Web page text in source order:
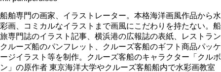
船舶専門の画家、イラストレーター。本格海洋画風作品から水
彩画、コミカルなイラストまで画風にこだわりを持たない。船
旅専門誌のイラスト記事、横浜港の広報誌の表紙、レストラン
クルーズ船のパンフレット、クルーズ客船のギフト商品パッケ
ージイラスト等を制作。クルーズ客船のキャラクター「クルボ
ン」の原作者 東京海洋大学やクルーズ客船船内で水彩画教室